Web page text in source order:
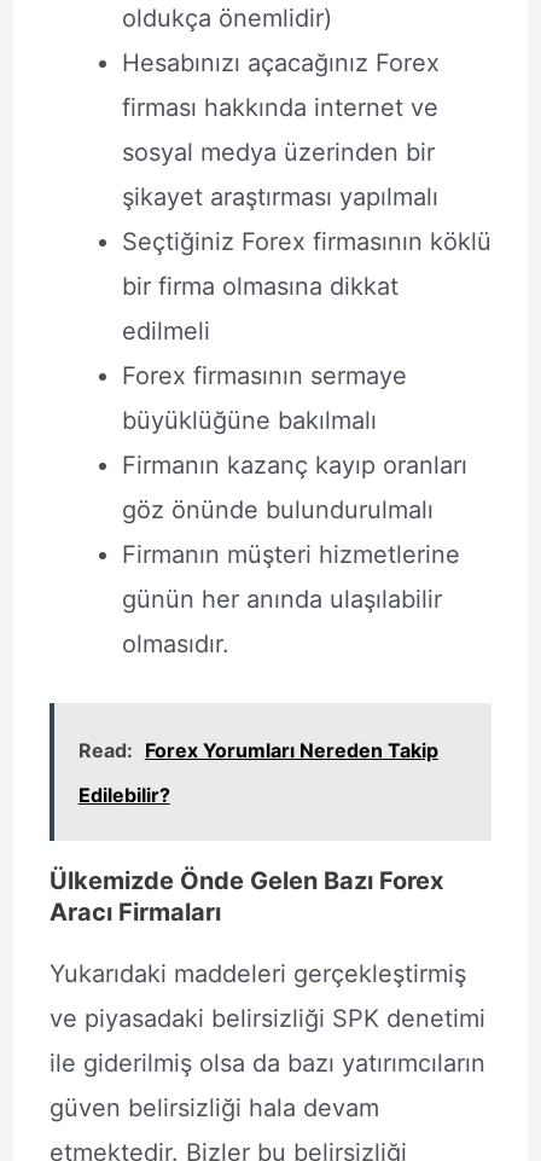
oldukça önemlidir)
Hesabınızı açacağınız Forex
firması hakkında internet ve
sosyal medya üzerinden bir
şikayet araştırması yapılmalı
Seçtiğiniz Forex firmasının köklü
bir firma olmasına dikkat
edilmeli
Forex firmasının sermaye
büyüklüğüne bakılmalı
Firmanın kazanç kayıp oranları
göz önünde bulundurulmalı
Firmanın müşteri hizmetlerine
günün her anında ulaşılabilir
olmasıdır.
Read: Forex Yorumları Nereden Takip
Edilebilir?
Ülkemizde Önde Gelen Bazı Forex
Aracı Firmaları
Yukarıdaki maddeleri gerçekleştirmiş
ve piyasadaki belirsizliği SPK denetimi
ile giderilmiş olsa da bazı yatırımcıların
güven belirsizliği hala devam
etmektedir. Bizler bu belirsizliği